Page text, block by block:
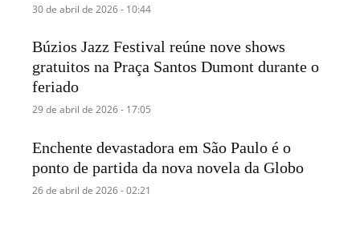
30 de abril de 2026 - 10:44
Búzios Jazz Festival reúne nove shows
gratuitos na Praça Santos Dumont durante o
feriado
29 de abril de 2026 - 17:05
Enchente devastadora em São Paulo é o
ponto de partida da nova novela da Globo
26 de abril de 2026 - 02:21